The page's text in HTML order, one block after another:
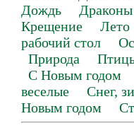
Дождь
Драконы
Крещение
Лето
рабочий стол
Природа
С Новым годом
веселые
Снег,
Новым годом